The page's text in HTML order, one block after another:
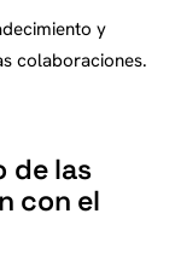
y
colaboraciones.
de las
con el